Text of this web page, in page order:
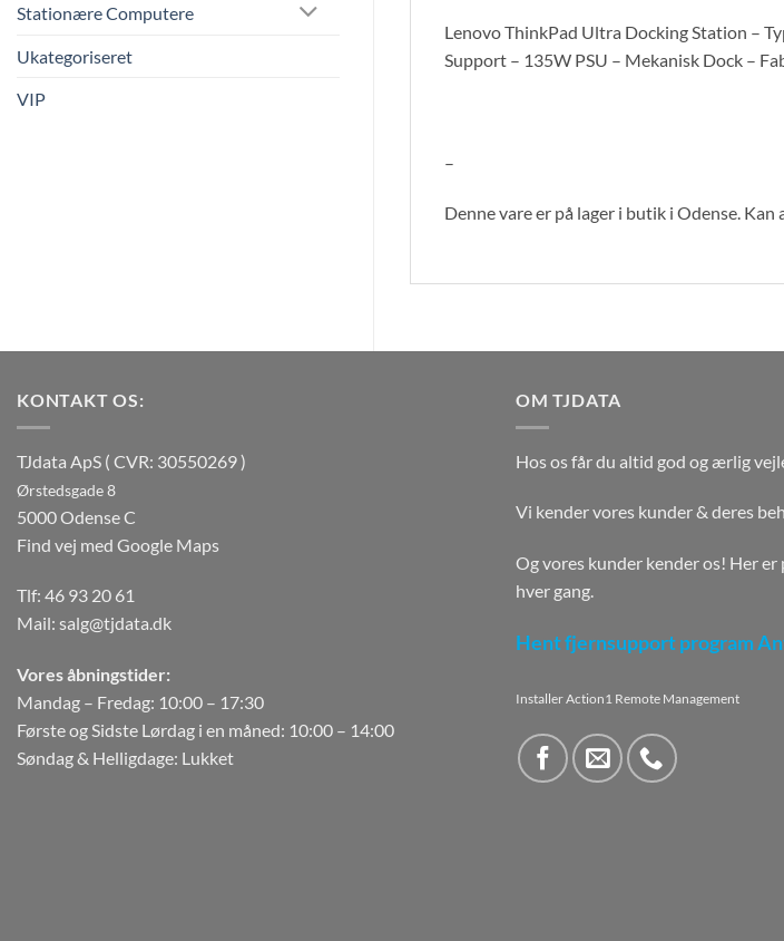
Stationære Computere
Ukategoriseret
VIP
Lenovo ThinkPad Ultra Docking Station –
Support – 135W PSU – Mekanisk Dock –
–
Denne vare er på lager i butik i Odense.
KONTAKT OS:
TJdata ApS ( CVR: 30550269 )
Ørstedsgade 8
5000 Odense C
Find vej med Google Maps
Tlf: 46 93 20 61
Mail: salg@tjdata.dk
Vores åbningstider:
Mandag – Fredag: 10:00 – 17:30
Første og Sidste Lørdag i en måned: 10:00 – 14:00
Søndag & Helligdage: Lukket
OM TJDATA
Hos os får du altid god og ærlig
Vi kender vores kunder & deres
Og vores kunder kender os! Her
hver gang.
Hent fjernsupport program
Installer Action1 Remote Management